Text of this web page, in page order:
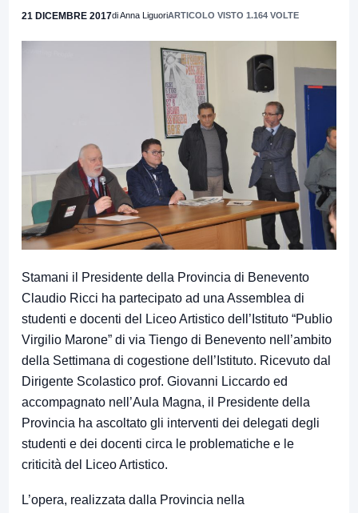
21 DICEMBRE 2017di Anna LiguoriARTICOLO VISTO 1.164 VOLTE
Stamani il Presidente della Provincia di Benevento
Claudio Ricci ha partecipato ad una Assemblea di
studenti e docenti del Liceo Artistico dell’Istituto “Publio
Virgilio Marone” di via Tiengo di Benevento nell’ambito
della Settimana di cogestione dell’Istituto. Ricevuto dal
Dirigente Scolastico prof. Giovanni Liccardo ed
accompagnato nell’Aula Magna, il Presidente della
Provincia ha ascoltato gli interventi dei delegati degli
studenti e dei docenti circa le problematiche e le
criticità del Liceo Artistico.
L’opera, realizzata dalla Provincia nella